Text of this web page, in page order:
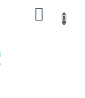
KOŠÍK